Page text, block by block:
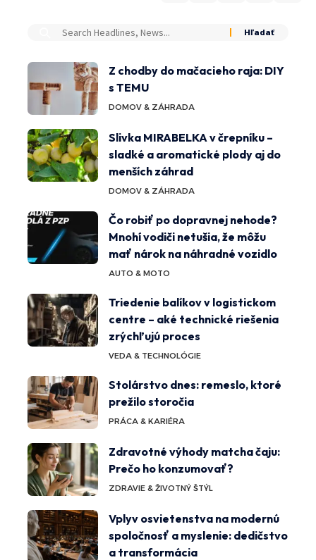
Z chodby do mačacieho raja: DIY
s TEMU
DOMOV & ZÁHRADA
Slivka MIRABELKA v črepníku –
sladké a aromatické plody aj do
menších záhrad
DOMOV & ZÁHRADA
Čo robiť po dopravnej nehode?
Mnohí vodiči netušia, že môžu
mať nárok na náhradné vozidlo
AUTO & MOTO
Triedenie balíkov v logistickom
centre – aké technické riešenia
zrýchľujú proces
VEDA & TECHNOLÓGIE
Stolárstvo dnes: remeslo, ktoré
prežilo storočia
PRÁCA & KARIÉRA
Zdravotné výhody matcha čaju:
Prečo ho konzumovať?
ZDRAVIE & ŽIVOTNÝ ŠTÝL
Vplyv osvietenstva na modernú
spoločnosť a myslenie: dedičstvo
a transformácia